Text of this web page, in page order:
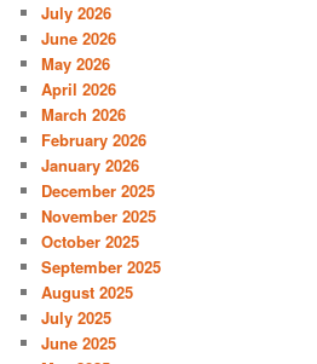
July 2026
June 2026
May 2026
April 2026
March 2026
February 2026
January 2026
December 2025
November 2025
October 2025
September 2025
August 2025
July 2025
June 2025